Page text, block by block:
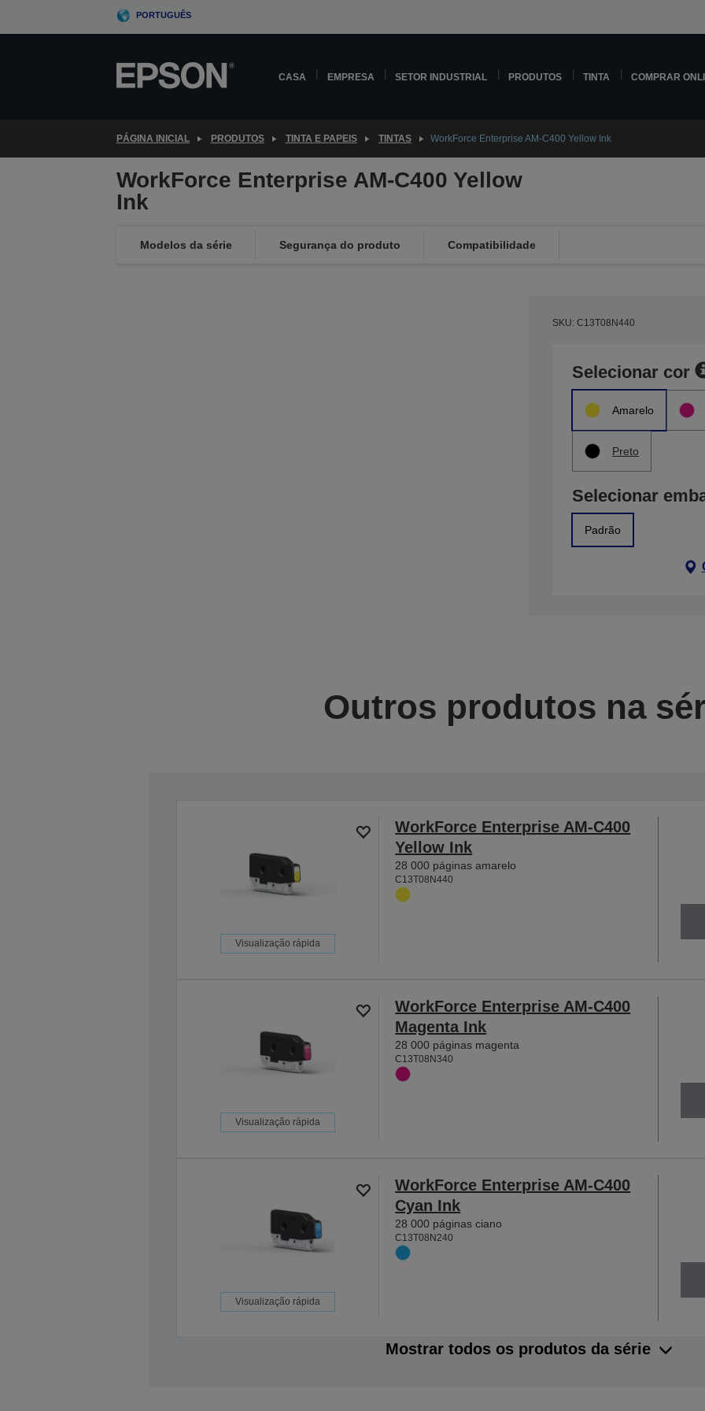
PORTUGUÊS
CASA EMPRESA SETOR INDUSTRIAL PRODUTOS TINTA COMPRAR
PÁGINA INICIAL PRODUTOS TINTA E PAPEIS TINTAS WorkForce Enterprise AM-C400 Yellow Ink
WorkForce Enterprise AM-C400 Yellow
Ink
Modelos da série Segurança do produto Compatibilidade
SKU: C13T08N440
Selecionar cor
Amarelo
Preto
Selecionar
Padrão
Outros produtos na
Visualização rápida
WorkForce Enterprise AM-C400
Yellow Ink
28 000 páginas amarelo
C13T08N440
Visualização rápida
WorkForce Enterprise AM-C400
Magenta Ink
28 000 páginas magenta
C13T08N340
Visualização rápida
WorkForce Enterprise AM-C400
Cyan Ink
28 000 páginas ciano
C13T08N240
Mostrar todos os produtos da série